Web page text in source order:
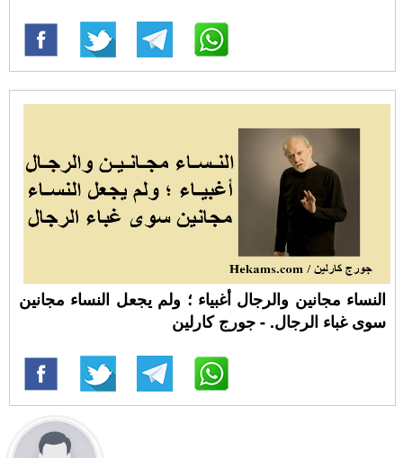
النساء مجانين والرجال أغبياء ؛ ولم يجعل النساء مجانين
سوى غباء الرجال. - جورج كارلين